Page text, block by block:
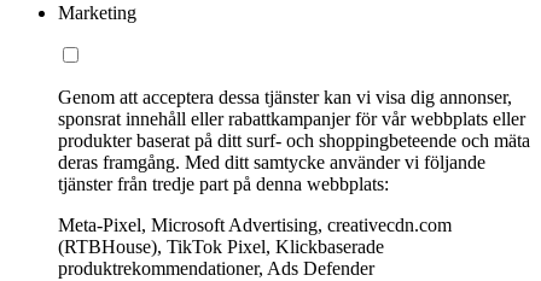
Marketing
Genom att acceptera dessa tjänster kan vi visa dig annonser,
sponsrat innehåll eller rabattkampanjer för vår webbplats eller
produkter baserat på ditt surf- och shoppingbeteende och mäta
deras framgång. Med ditt samtycke använder vi följande
tjänster från tredje part på denna webbplats:
Meta-Pixel, Microsoft Advertising, creativecdn.com
(RTBHouse), TikTok Pixel, Klickbaserade
produktrekommendationer, Ads Defender